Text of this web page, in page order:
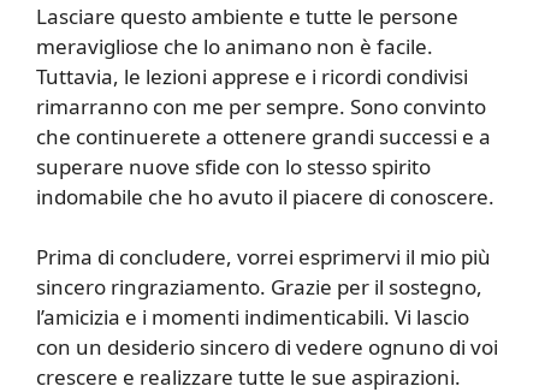
Lasciare questo ambiente e tutte le persone
meravigliose che lo animano non è facile.
Tuttavia, le lezioni apprese e i ricordi condivisi
rimarranno con me per sempre. Sono convinto
che continuerete a ottenere grandi successi e a
superare nuove sfide con lo stesso spirito
indomabile che ho avuto il piacere di conoscere.
Prima di concludere, vorrei esprimervi il mio più
sincero ringraziamento. Grazie per il sostegno,
l’amicizia e i momenti indimenticabili. Vi lascio
con un desiderio sincero di vedere ognuno di voi
crescere e realizzare tutte le sue aspirazioni.